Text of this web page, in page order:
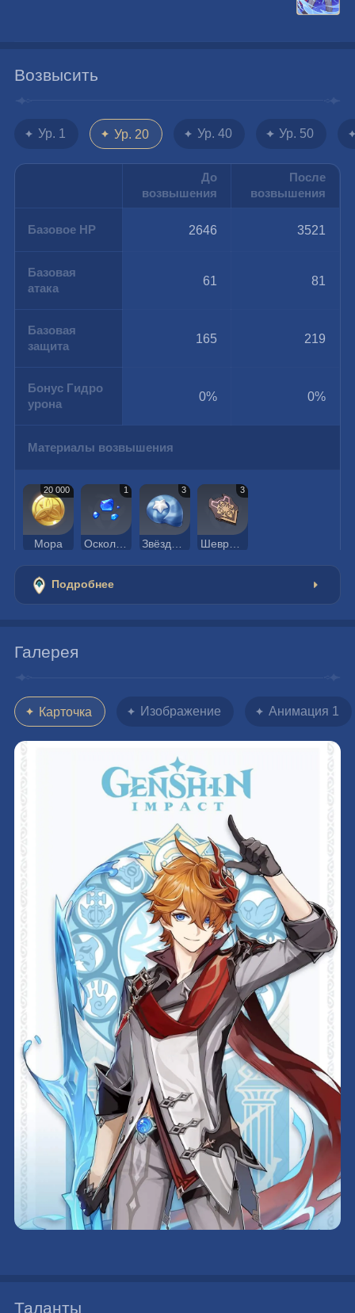
Возвысить
Ур. 1 Ур. 20 Ур. 40 Ур. 50
До
возвышения
После
возвышения
Базовое HP 2646 3521
Базовая
атака
61 81
Базовая
защита
165 219
Бонус Гидро
урона
0% 0%
Материалы возвышения
20 000
Мора
1
Осколок лазурита Варунада
3 3
Шеврон рядового
Подробнее
Галерея
Карточка Изображение Анимация 1
Таланты